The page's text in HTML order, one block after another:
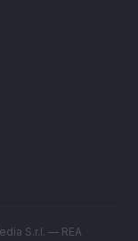
S.r.l. — REA